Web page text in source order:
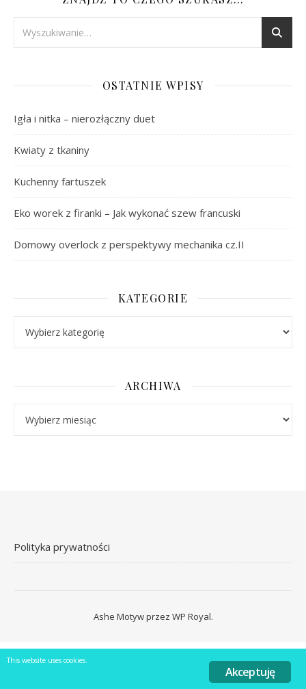
OSTATNIE WPISY
Igła i nitka – nierozłączny duet
Kwiaty z tkaniny
Kuchenny fartuszek
Eko worek z firanki – Jak wykonać szew francuski
Domowy overlock z perspektywy mechanika cz.II
KATEGORIE
ARCHIWA
Polityka prywatności
Ashe Motyw przez WP Royal.
Akceptuję
This website uses cookies.